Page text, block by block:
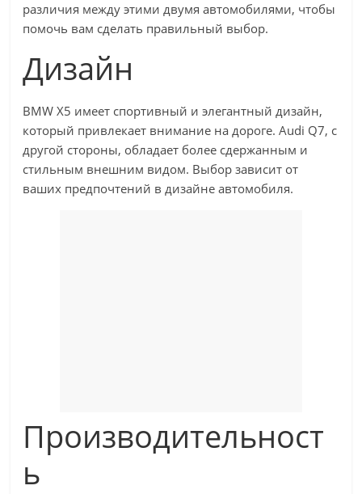
различия между этими двумя автомобилями, чтобы
помочь вам сделать правильный выбор.
Дизайн
BMW X5 имеет спортивный и элегантный дизайн,
который привлекает внимание на дороге. Audi Q7, с
другой стороны, обладает более сдержанным и
стильным внешним видом. Выбор зависит от
ваших предпочтений в дизайне автомобиля.
Производительност
ь